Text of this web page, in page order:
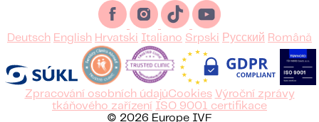
Deutsch English Hrvatski Italiano Srpski Русский Română
Zpracování osobních údajůCookies Výroční zprávy
tkáňového zařízení
ISO 9001 certifikace
© 2026 Europe IVF